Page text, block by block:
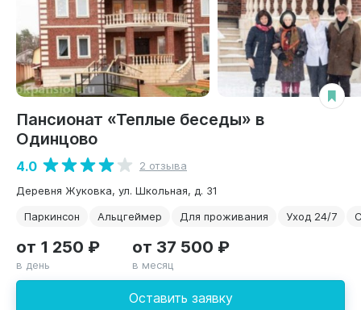
Пансионат «Теплые беседы» в
Одинцово
4.0
2 отзыва
Деревня Жуковка, ул. Школьная, д. 31
Паркинсон
Альцгеймер Для проживания Уход 24/7
Оставить заявку
от 1 250 ₽
в день
от 37 500 ₽
в месяц